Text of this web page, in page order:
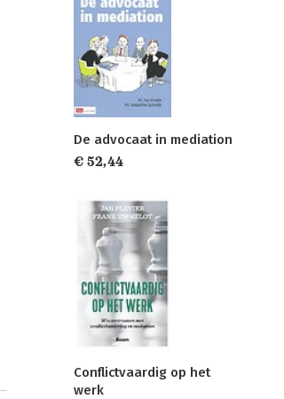
De advocaat in mediation
€ 52,44
Conflictvaardig op het
werk